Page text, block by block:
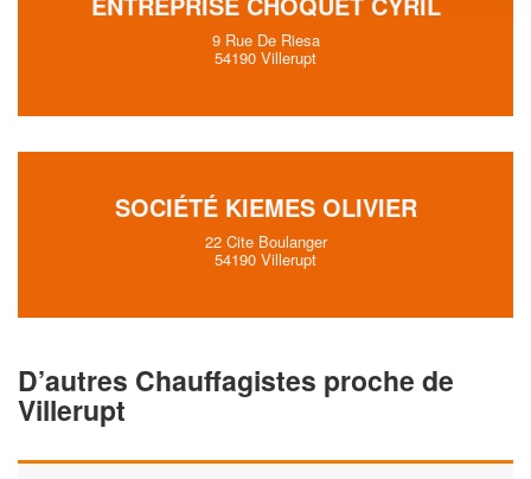
9 Rue De Riesa
54190 Villerupt
SOCIÉTÉ KIEMES OLIVIER
22 Cite Boulanger
54190 Villerupt
D’autres Chauffagistes proche de
Villerupt